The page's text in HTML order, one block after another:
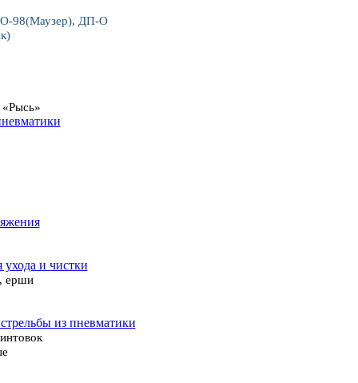
98(Маузер), ДП-О
ухода и чистки
ерши
из пневматики